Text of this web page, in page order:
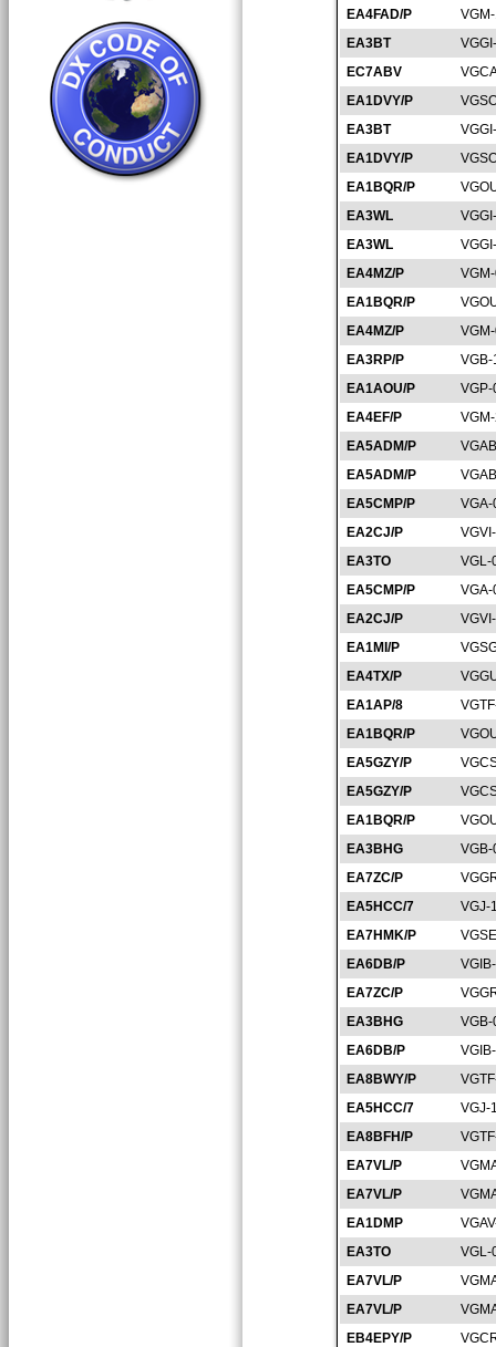
EA4FAD/P
EA3BT
EC7ABV
EA1DVY/P
EA3BT
EA1DVY/P
EA1BQR/P
EA3WL
EA3WL
EA4MZ/P
EA1BQR/P
EA4MZ/P
EA3RP/P
EA1AOU/P
EA4EF/P
EA5ADM/P
EA5ADM/P
EA5CMP/P
EA2CJ/P
EA3TO
VGL-
EA5CMP/P
EA2CJ/P
EA1MI/P
EA4TX/P
EA1AP/8
EA1BQR/P
EA5GZY/P
EA5GZY/P
EA1BQR/P
EA3BHG
EA7ZC/P
EA5HCC/7
VGJ-
EA7HMK/P
EA6DB/P
EA7ZC/P
EA3BHG
EA6DB/P
EA8BWY/P
EA5HCC/7
VGJ-
EA8BFH/P
EA7VL/P
EA7VL/P
EA1DMP
EA3TO
VGL-
EA7VL/P
EA7VL/P
EB4EPY/P